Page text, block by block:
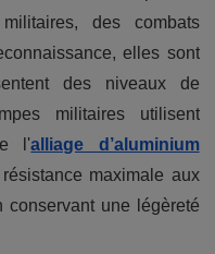
des combats
elles sont
des niveaux de
militaires utilisent
l'alliage d’aluminium
maximale aux
une légèreté